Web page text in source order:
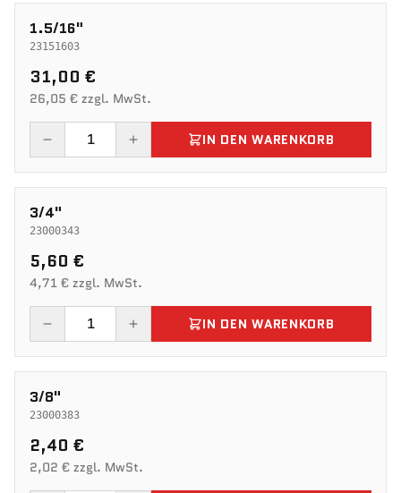
1.5/16"
23151603
31,00 €
26,05 € zzgl. MwSt.
IN DEN WARENKORB
3/4"
23000343
5,60 €
4,71 € zzgl. MwSt.
IN DEN WARENKORB
3/8"
23000383
2,40 €
2,02 € zzgl. MwSt.